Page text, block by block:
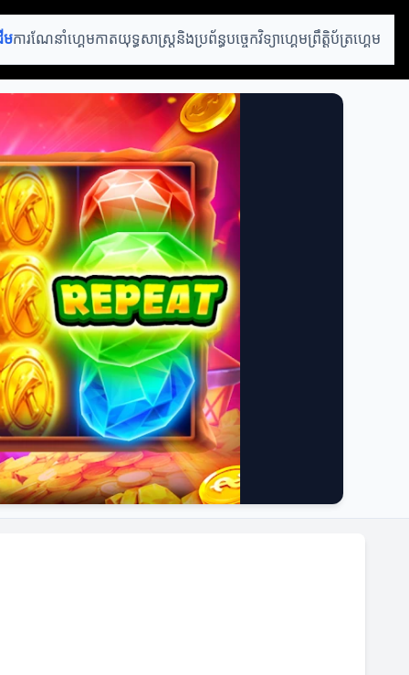
មការណែនាំហ្គេមកាតយុទ្ធសាស្ត្រនិងប្រព័ន្ធបច្ចេកវិទ្យាហ្គេមព្រឹត្តិប័ត្រហ្គេម